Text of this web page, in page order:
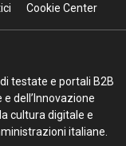
Cookie Center
testate e portali B2B
dell’Innovazione
cultura digitale e
italiane.